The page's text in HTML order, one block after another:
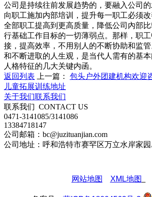
公司是持续往前发展趋势的，要融入公司
向职工施加内部培训，提升每一职工必须
全部职工提高到更高质量，降低公司內部
行基础工作目标的一切薄弱点。那样，职
接，提高效率，不用别人的不断协助和监
和不断进取的人生观，是当代人需有的基
人格特征的几大关键内函。
返回列表
上一篇： 包头户外团建机构欢迎
儿童拓展训练地址
关于我们联系我们
联系我们 CONTACT US
0471-3141085/3141086
13384718147
公司邮箱：bc@juzituanjian.com
公司地址：呼和浩特市赛罕区万立水岸家园
网站地图 XML地图